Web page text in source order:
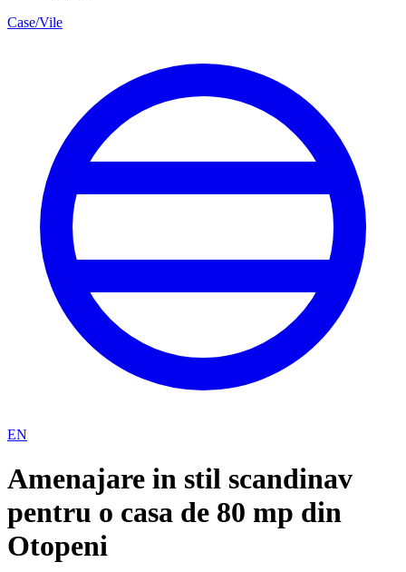
Case/Vile
EN
Amenajare in stil scandinav
pentru o casa de 80 mp din
Otopeni